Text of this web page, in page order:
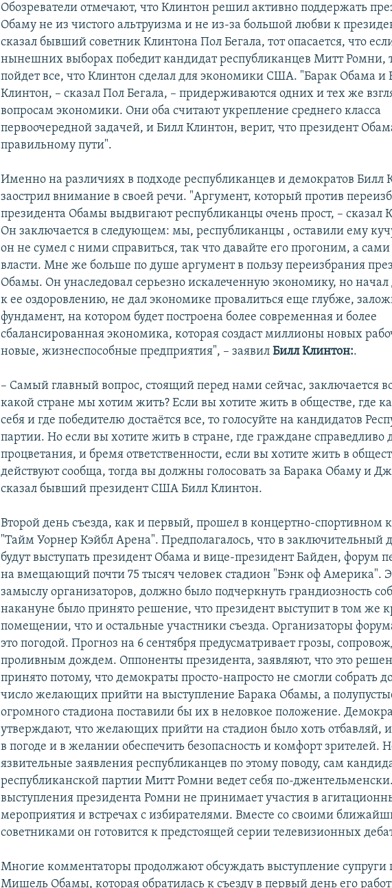
Обозреватели отмечают, что Клинтон решил активно поддержать
Обаму не из чистого альтруизма и не из-за большой любви к
сказал бывший советник Клинтона Пол Бегала, тот опасается, что
нынешних выборах победит кандидат республиканцев Митт Ромни,
пойдет все, что Клинтон сделал для экономики США. "Барак Обама и
Клинтон, – сказал Пол Бегала, – придерживаются одних и тех же
вопросам экономики. Они оба считают укрепление среднего класса
первоочередной задачей, и Билл Клинтон, верит, что президент
правильному пути".
Именно на различиях в подходе республиканцев и демократов Билл
заострил внимание в своей речи. "Аргумент, который против
президента Обамы выдвигают республиканцы очень прост, – сказал
Он заключается в следующем: мы, республиканцы , оставили ему
он не сумел с ними справиться, так что давайте его прогоним, а
власти. Мне же больше по душе аргумент в пользу переизбрания
Обамы. Он унаследовал серьезно искалеченную экономику, но начал
к ее оздоровлению, не дал экономике провалиться еще глубже,
фундамент, на котором будет построена более современная и более
сбалансированная экономика, которая создаст миллионы новых
новые, жизнеспособные предприятия", – заявилБилл Клинтон:.
– Самый главный вопрос, стоящий перед нами сейчас, заключается
какой стране мы хотим жить? Если вы хотите жить в обществе, где
себя и где победителю достаётся все, то голосуйте на кандидатов
партии. Но если вы хотите жить в стране, где граждане справедливо
процветания, и бремя ответственности, если вы хотите жить в
действуют сообща, тогда вы должны голосовать за Барака Обаму и
сказал бывший президент США Билл Клинтон.
Второй день съезда, как и первый, прошел в концертно-спортивном
"Тайм Уорнер Кэйбл Арена". Предполагалось, что в заключительный
будут выступать президент Обама и вице-президент Байден, форум
на вмещающий почти 75 тысяч человек стадион "Бэнк оф Америка".
замыслу организаторов, должно было подчеркнуть грандиозность
накануне было принято решение, что президент выступит в том же
помещении, что и остальные участники съезда. Организаторы
это погодой. Прогноз на 6 сентября предусматривает грозы,
проливным дождем. Оппоненты президента, заявляют, что это
принято потому, что демократы просто-напросто не смогли собрать
число желающих прийти на выступление Барака Обамы, а
огромного стадиона поставили бы их в неловкое положение.
утверждают, что желающих прийти на стадион было хоть отбавляй, и
в погоде и в желании обеспечить безопасность и комфорт зрителей.
язвительные заявления республиканцев по этому поводу, сам
республиканской партии Митт Ромни ведет себя по-
выступления президента Ромни не принимает участия в
мероприятия и встречах с избирателями. Вместе со своими
советниками он готовится к предстоящей серии телевизионных
Многие комментаторы продолжают обсуждать выступление супруги
Мишель Обамы, которая обратилась к съезду в первый день его